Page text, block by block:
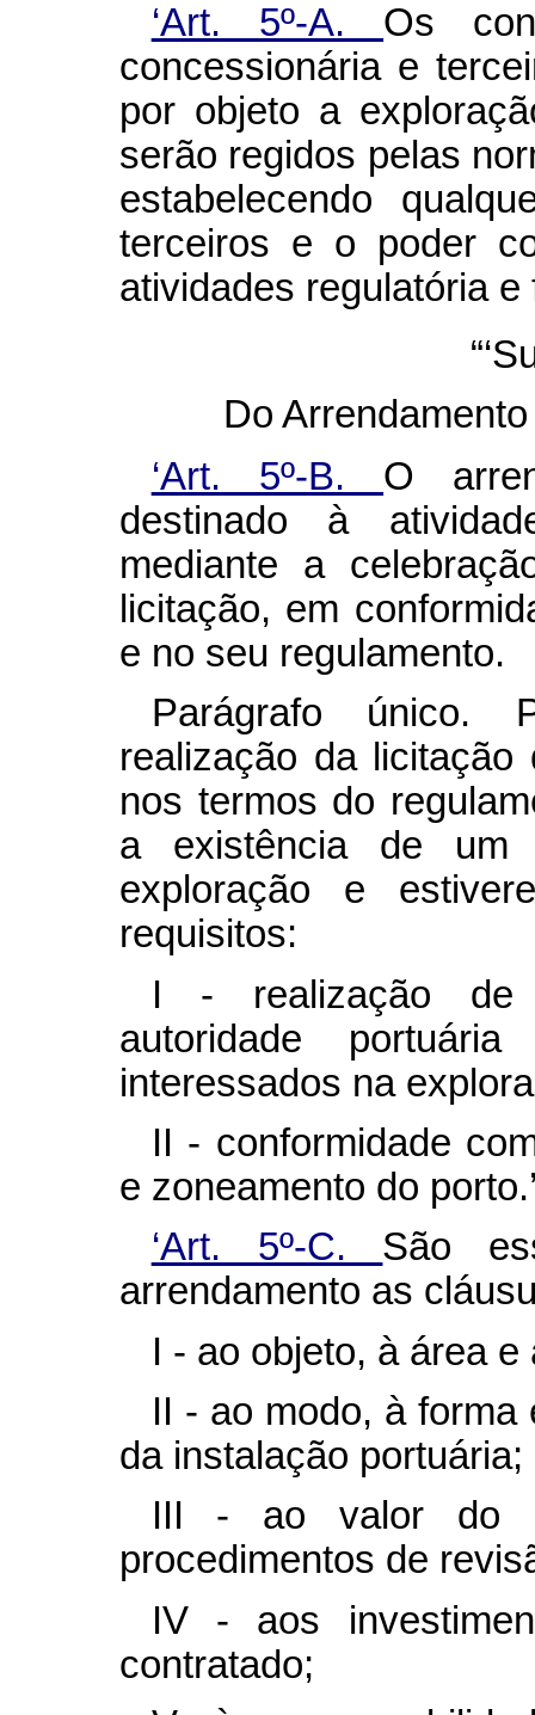
‘Art. 5º-A. Os
concessionária e
por objeto a
serão regidos pelas
estabelecendo
terceiros e o poder
atividades regulatória e
Do
‘Art. 5º-B. O
destinado à
mediante a
licitação, em
e no seu regulamento.
Parágrafo único.
realização da
nos termos do
a existência de um
exploração e
requisitos:
I - realização de
autoridade
interessados na
II - conformidade
e zoneamento do
‘Art. 5º-C. São
arrendamento as
I - ao objeto, à área e
II - ao modo, à
da instalação portuária;
III - ao valor do
procedimentos de
IV - aos
contratado;